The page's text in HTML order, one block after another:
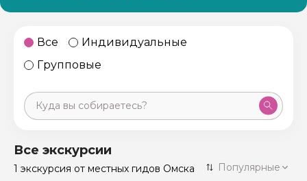
Все
Индивидуальные
Групповые
Санкт-Петербург 50 экскурсий
Все экскурсии
1 экскурсия от местных гидов Омска Популярные